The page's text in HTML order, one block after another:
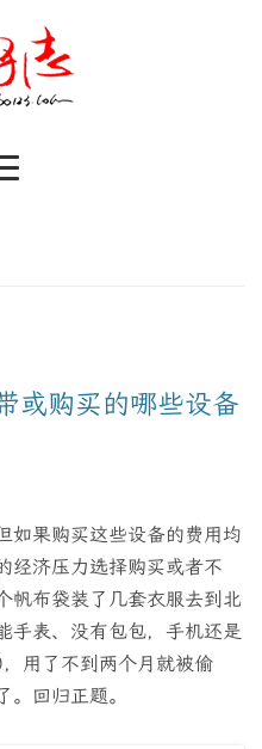
或购买的哪些设备
如果购买这些设备的费用均
经济压力选择购买或者不
帆布袋装了几套衣服去到北
手表、没有包包，手机还是
用了不到两个月就被偷
。回归正题。